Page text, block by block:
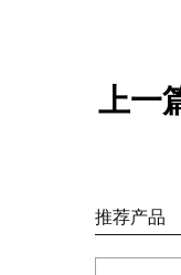
上一
推荐产品